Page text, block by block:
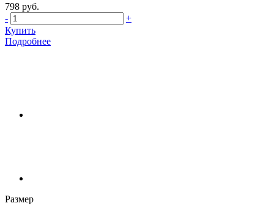
798 руб.
-
+
Купить
Подробнее
Размер